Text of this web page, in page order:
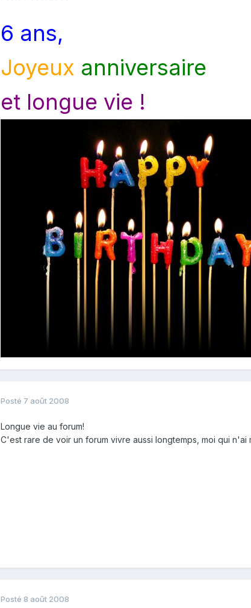
6 ans,
Joyeux anniversaire
et longue vie !
Posté 7 août 2008
Longue vie au forum!
C'est rare de voir un forum vivre aussi longtemps, moi qui
Posté 8 août 2008